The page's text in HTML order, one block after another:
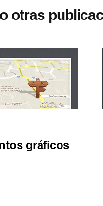
otras
gráficos